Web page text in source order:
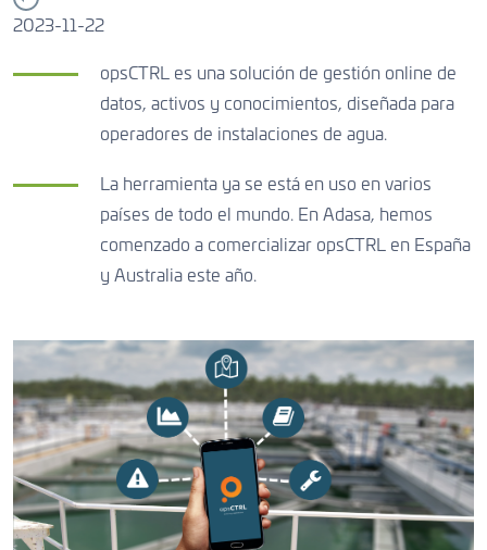
2023-11-22
opsCTRL es una solución de gestión online de
datos, activos y conocimientos, diseñada para
operadores de instalaciones de agua.
La herramienta ya se está en uso en varios
países de todo el mundo. En Adasa, hemos
comenzado a comercializar opsCTRL en España
y Australia este año.
CONTACTO
CONTACTO
CONTACTO